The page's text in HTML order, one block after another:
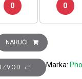
0 0
HEAVYCON B10,
NARUČI
Marka: